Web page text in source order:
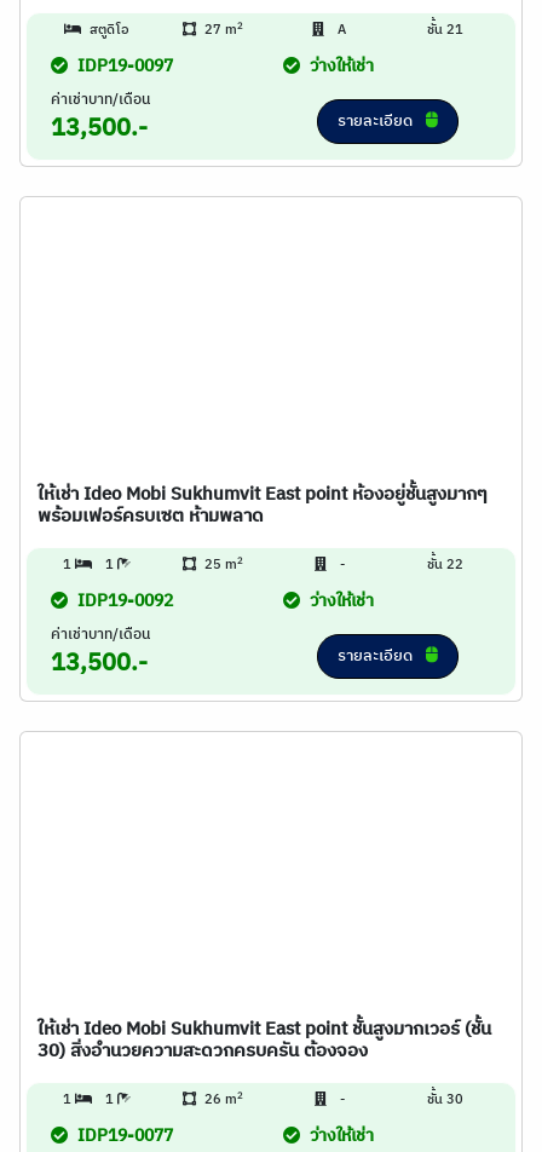
สตูดิโอ 27 m2 A ชั้น 21
IDP19-0097 ว่างให้เช่า
ค่าเช่าบาท/เดือน
13,500.- รายละเอียด
ให้เช่า Ideo Mobi Sukhumvit East point ห้องอยู่ชั้นสูงมากๆ
พร้อมเฟอร์ครบเซต ห้ามพลาด
1 1 25 m2 - ชั้น 22
IDP19-0092 ว่างให้เช่า
ค่าเช่าบาท/เดือน
13,500.- รายละเอียด
ให้เช่า Ideo Mobi Sukhumvit East point ชั้นสูงมากเวอร์ (ชั้น
30) สิ่งอำนวยความสะดวกครบครัน ต้องจอง
1 1 26 m2 - ชั้น 30
IDP19-0077 ว่างให้เช่า